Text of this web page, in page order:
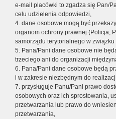
e-mail placówki to zgadza się Pan/
celu udzielenia odpowiedzi,
4. dane osobowe mogą być
organom ochrony prawnej (Policja,
samorządu terytorialnego w
5. Pana/Pani dane osobowe nie
trzeciego ani do organizacji
6. Pana/Pani dane osobowe będą
i w zakresie niezbędnym do
7. przysługuje Panu/Pani prawo
osobowych oraz ich sprostowania,
przetwarzania lub prawo do
przetwarzania,